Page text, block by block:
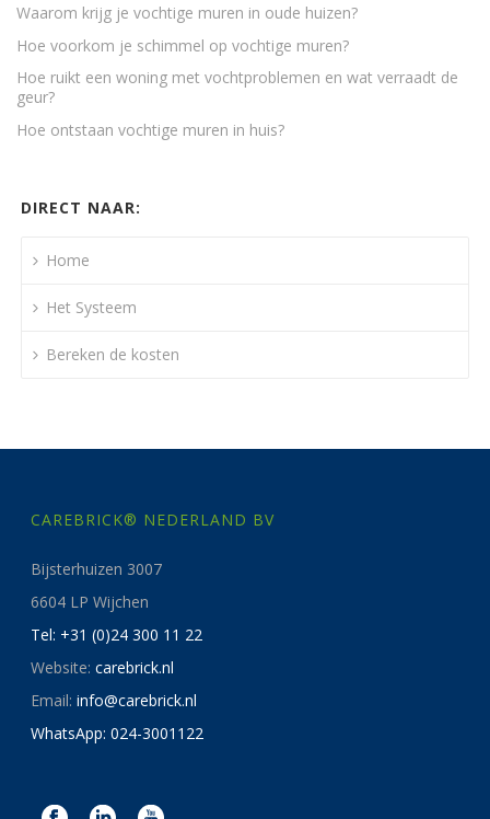
Waarom krijg je vochtige muren in oude huizen?
Hoe voorkom je schimmel op vochtige muren?
Hoe ruikt een woning met vochtproblemen en wat verraadt de
geur?
Hoe ontstaan vochtige muren in huis?
DIRECT NAAR:
Home
Het Systeem
Bereken de kosten
CAREBRICK® NEDERLAND BV
Bijsterhuizen 3007
6604 LP Wijchen
Tel: +31 (0)24 300 11 22
Website:carebrick.nl
Email:info@carebrick.nl
WhatsApp: 024-3001122